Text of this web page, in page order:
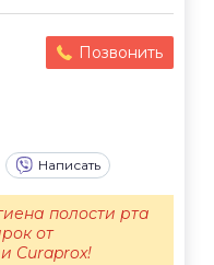
Позвонить
Написать
полости рта
от
Curaprox!